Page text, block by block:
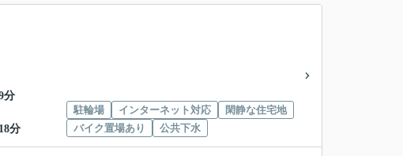
分
分
駐輪場 インターネット対応
閑静な住宅地
バイク置場あり
公共下水